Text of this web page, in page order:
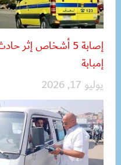
إصابة 5 أشخاص
إمبابة
يوليو 17, 2026